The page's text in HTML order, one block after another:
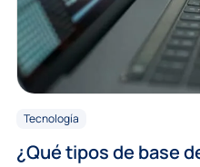
Tecnología
¿Qué tipos de base